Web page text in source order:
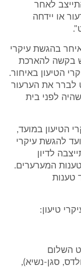
לאחר
או יידחה
בהגשת עיקרי
בקשה להארכת
הטיעון באיחור.
לברר את הערעור
לפני בית
הטיעון במועד,
להגשת עיקרי
לדיון
המערערים.
טענות
טיעון:
השלום
סגן-נשיא),